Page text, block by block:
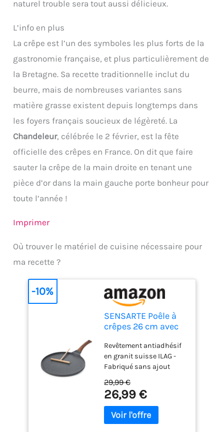
naturel trouble sera tout aussi délicieux.
L’info en plus
La crêpe est l’un des symboles les plus forts de la
gastronomie française, et plus particulièrement de
la Bretagne. Sa recette traditionnelle inclut du
beurre, mais de nombreuses variantes sans
matière grasse existent depuis longtemps dans
les foyers français soucieux de légèreté. La
Chandeleur, célébrée le 2 février, est la fête
officielle des crêpes en France. On dit que faire
sauter la crêpe de la main droite en tenant une
pièce d’or dans la main gauche porte bonheur pour
toute l’année !
Imprimer
Où trouver le matériel de cuisine nécessaire pour
ma recette ?
SENSARTE Poêle à
crêpes 26 cm avec
pâte
Revêtement antiadhésif
en granit suisse ILAG -
Fabriqué sans ajout
sans plomb ni cadmium.
Pour une utilisation
quotidienne en toute
confiance. Parfait pour
29,99 €
26,99 €
-10%